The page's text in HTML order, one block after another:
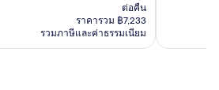
฿8,219
ดู
ปัจจุบัน
คือ
฿6,575
ต่อคืน
ราคารวม ฿7,233
รวมภาษีและค่าธรรมเนียม
โรงแรม